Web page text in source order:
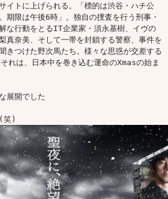
イトに上げられる。「標的は渋谷・ハチ公
期限は午後6時」。独自の捜査を行う刑事・
な行動をとるIT企業家・須永基樹、イヴの
真奈美、そして一帯を封鎖する警察、事件を
きつけた野次馬たち。様々な思惑が交差する
れは、日本中を巻き込む運命のXmasの始ま
展開でした